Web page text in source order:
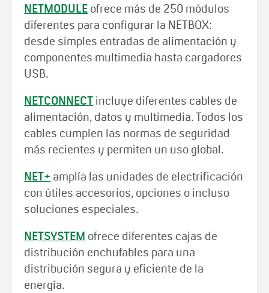
NETMODULE ofrece más de 250 módulos
diferentes para configurar la NETBOX:
desde simples entradas de alimentación y
componentes multimedia hasta cargadores
USB.
NETCONNECT
incluye diferentes cables de
alimentación, datos y multimedia. Todos los
cables cumplen las normas de seguridad
más recientes y permiten un uso global.
NET+ amplía las unidades de electrificación
con útiles accesorios, opciones o incluso
soluciones especiales.
NETSYSTEM ofrece diferentes cajas de
distribución enchufables para una
distribución segura y eficiente de la
energía.